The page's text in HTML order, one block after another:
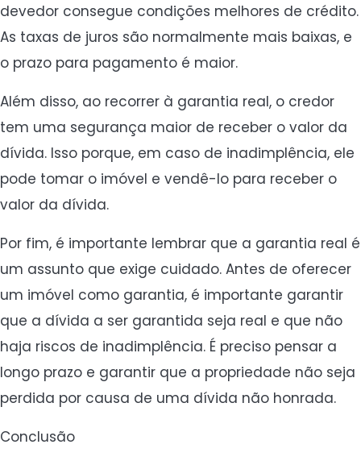
devedor consegue condições melhores de crédito.
As taxas de juros são normalmente mais baixas, e
o prazo para pagamento é maior.
Além disso, ao recorrer à garantia real, o credor
tem uma segurança maior de receber o valor da
dívida. Isso porque, em caso de inadimplência, ele
pode tomar o imóvel e vendê-lo para receber o
valor da dívida.
Por fim, é importante lembrar que a garantia real é
um assunto que exige cuidado. Antes de oferecer
um imóvel como garantia, é importante garantir
que a dívida a ser garantida seja real e que não
haja riscos de inadimplência. É preciso pensar a
longo prazo e garantir que a propriedade não seja
perdida por causa de uma dívida não honrada.
Conclusão